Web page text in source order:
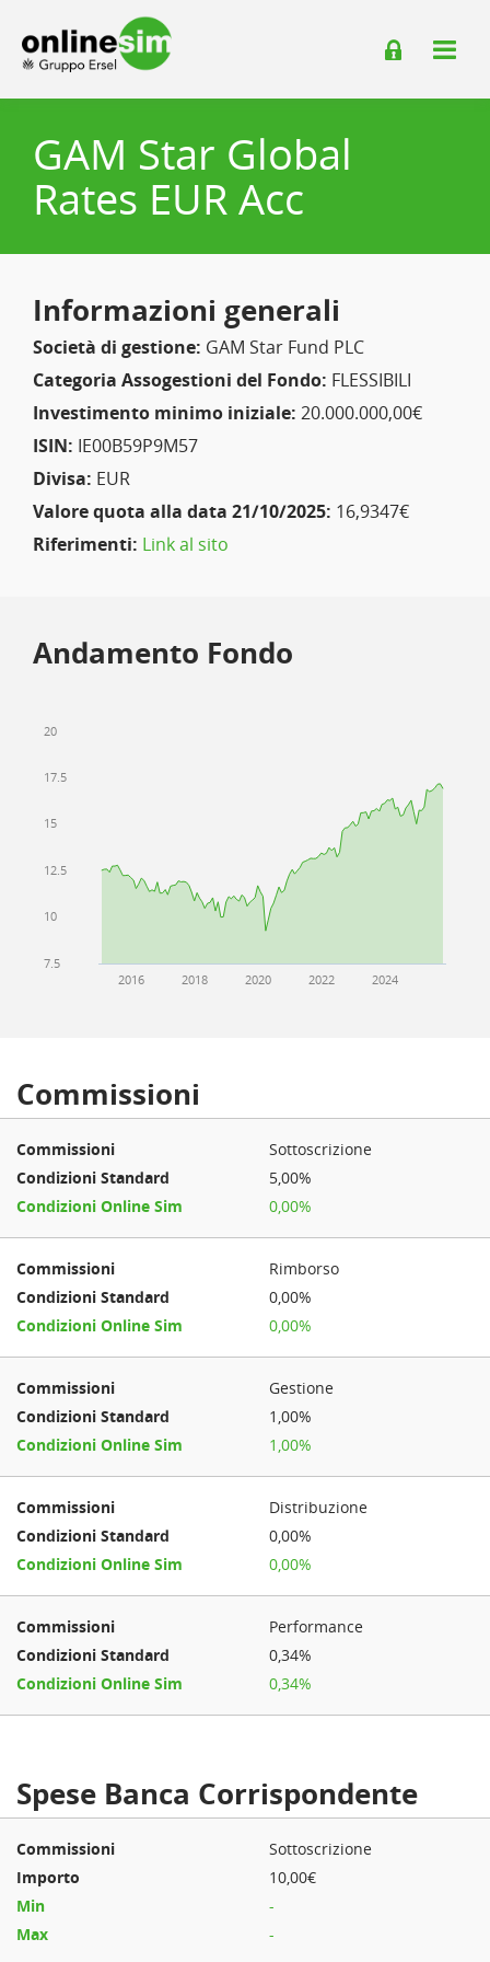
GAM Star Global
Rates EUR Acc
Informazioni generali
Società di gestione: GAM Star Fund PLC
Categoria Assogestioni del Fondo: FLESSIBILI
Investimento minimo iniziale: 20.000.000,00€
ISIN: IE00B59P9M57
Divisa: EUR
Valore quota alla data 21/10/2025: 16,9347€
Riferimenti: Link al sito
Andamento Fondo
2016 2018 2020 2022 2024
7.5
10
12.5
15
17.5
20
Commissioni
Sottoscrizione
5,00%
0,00%
Rimborso
0,00%
0,00%
Gestione
1,00%
1,00%
Distribuzione
0,00%
0,00%
Performance
0,34%
0,34%
Spese Banca Corrispondente
Sottoscrizione
10,00€
-
-